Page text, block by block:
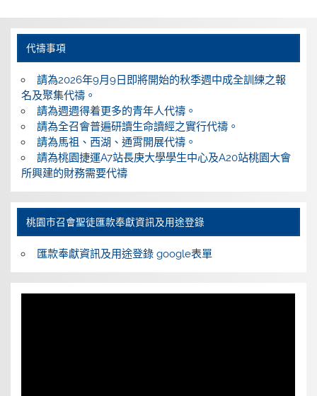
代禱事項
請為2026年9月9日即將開始的秋季週中成全訓練之報
名及聚集代禱。
請為週週得着更多的青年人代禱。
請為全召會普遍研讀生命讀經之實行代禱。
請為馬祖、西湖、通霄開展代禱。
請為桃園捷運A7站長庚大學學生中心及A20站桃園大會
所興建的財務需要代禱
桃園巿召會聖徒匯款奉獻資訊及用途登錄
匯款奉獻資訊及用途登錄 google表單